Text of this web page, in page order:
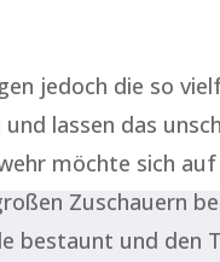
jedoch die so
lassen das
möchte sich
Zuschauern
bestaunt und den